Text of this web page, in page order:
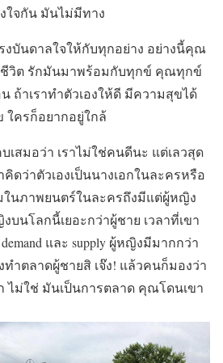
จกัน มันไม่มีทาง
งบันดาลใจให้กับทุกอย่าง อย่างนี้คุณ
ชีวิต รักมันมาพร้อมกับทุกข์ คุณทุกข์
ถ้าเราทำตัวเองให้ดี มีความสุขได้
ครก็อยากอยู่ใกล้
สมอว่า เราไม่ใช่คนดีนะ แต่เลวสุด
ดว่าตัวเองเป็นนางเอกในละครหรือ
นภาพยนตร์ในละครถึงมีแต่ผู้หญิง
บนโลกนี้เยอะกว่าผู้ชาย เวลาที่เขา
และ supply ผู้หญิงมีมากกว่า
ทำตลาดผู้ชายสิ เจ๊ง! แล้วคนก็มองว่า
ไม่ใช่ มันเป็นการตลาด คุณโดนเขา